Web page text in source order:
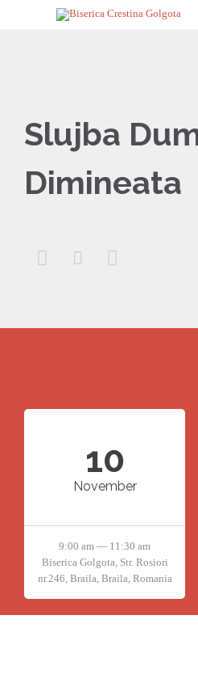
Slujba
Dimineata
  
10
November
9:00 am — 11:30 am
Biserica Golgota, Str. Rosiori
nr.246, Braila, Braila, Romania